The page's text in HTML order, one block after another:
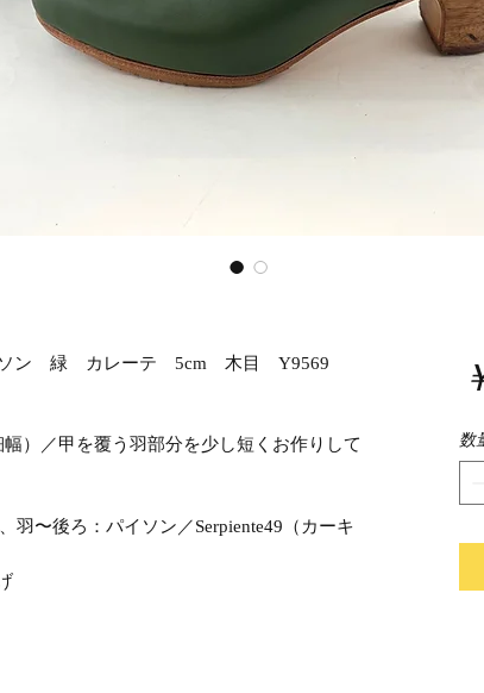
ン 緑 カレーテ 5cm 木目 Y9569
）／甲を覆う羽部分を少し短くお作りして
羽〜後ろ：パイソン／Serpiente49（カーキ
数